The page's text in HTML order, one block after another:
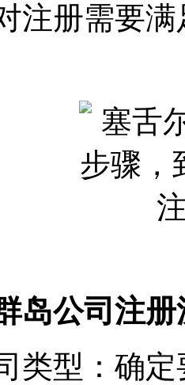
注册需要
公司注册
型：确定